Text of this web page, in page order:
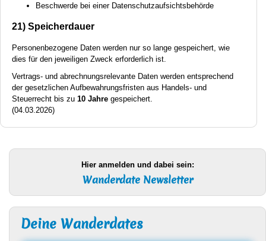
Beschwerde bei einer Datenschutzaufsichtsbehörde
21) Speicherdauer
Personenbezogene Daten werden nur so lange gespeichert, wie
dies für den jeweiligen Zweck erforderlich ist.
Vertrags- und abrechnungsrelevante Daten werden entsprechend
der gesetzlichen Aufbewahrungsfristen aus Handels- und
Steuerrecht bis zu 10 Jahre gespeichert.
(04.03.2026)
Hier anmelden und dabei sein:
Wanderdate Newsletter
Deine Wanderdates